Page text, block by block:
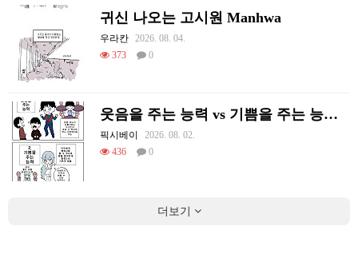
귀신 나오는 고시원 Manhwa
우라칸 2026. 08. 04.
373
0
웃음을 주는 능력 vs 기쁨을 주는 능력 만화
픽시베이
2026. 08. 02.
436
0
더보기